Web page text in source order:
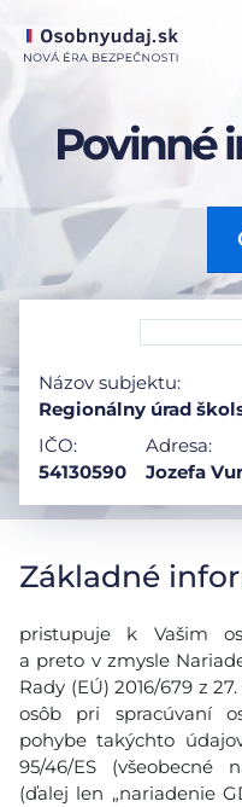
Povinné
Názov subjektu:
Regionálny úrad
IČO:
54130590
Adresa:
Jozefa
Základné
pristupuje k Vašim
a preto v zmysle
Rady (EÚ) 2016/679 z
osôb pri spracúvaní
pohybe takýchto
95/46/ES (všeobecné
(ďalej len „nariadenie